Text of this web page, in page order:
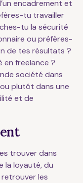
encadrement et
tu travailler
tu la sécurité
ou préfères-
de tes résultats ?
freelance ?
société dans
plutôt dans une
et de
trouver dans
la loyauté, du
les